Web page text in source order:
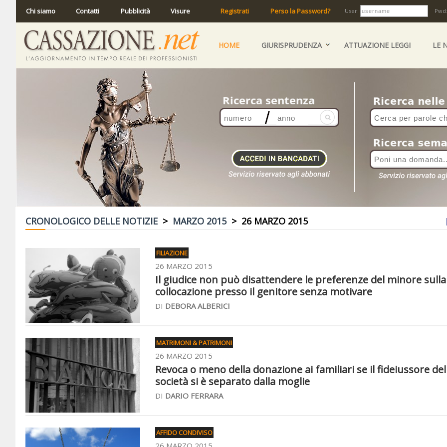
Chi siamo Contatti Pubblicità Visure Registrati Perso la Password? User:
HOME GIURISPRUDENZA ATTUAZIONE LEGGI LE
CRONOLOGICO DELLE NOTIZIE > MARZO 2015> 26 MARZO 2015
FILIAZIONE
26 MARZO 2015
Il giudice non può disattendere le preferenze del minore sulla
collocazione presso il genitore senza motivare
DI DEBORA ALBERICI
MATRIMONI & PATRIMONI
26 MARZO 2015
Revoca o meno della donazione ai familiari se il fideiussore
società si è separato dalla moglie
DI DARIO FERRARA
AFFIDO CONDIVISO